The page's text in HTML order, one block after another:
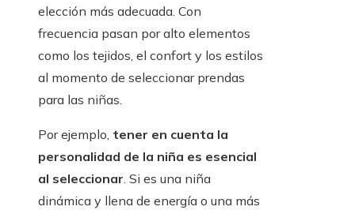
elección más adecuada. Con
frecuencia pasan por alto elementos
como los tejidos, el confort y los estilos
al momento de seleccionar prendas
para las niñas.
Por ejemplo, tener en cuenta la
personalidad de la niña es esencial
al seleccionar. Si es una niña
dinámica y llena de energía o una más